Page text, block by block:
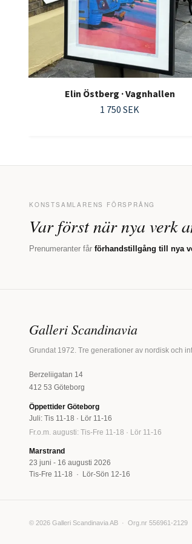
Elin Östberg · Vagnhallen
1 750 SEK
KONSTSAMLARENS FÖRSPRÅNG
Var först när nya verk
Prenumeranter får förhandstillgång till nya
Galleri Scandinavia
Grundat 1972. Tre generationer av nordisk och
Berzeliigatan 14
412 53 Göteborg
Öppettider Göteborg
Juli: Tis 11-18 · Lör 11-16
Fr.o.m. augusti: Tis-Fre 11-18 · Lör 11-16
Marstrand
23 juni - 16 augusti 2026
Tis-Fre 11-18 · Lör-Sön 12-16
© 2026 Galleri Scandinavia AB · Org.nr 556961-2129